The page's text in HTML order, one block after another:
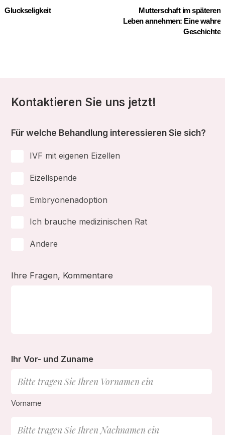
Gluckseligkeit
Mutterschaft im späteren
Leben annehmen: Eine wahre
Geschichte
Kontaktieren Sie uns jetzt!
Für welche Behandlung interessieren Sie sich?
IVF mit eigenen Eizellen
Eizellspende
Embryonenadoption
Ich brauche medizinischen Rat
Andere
Ihre Fragen, Kommentare
Ihr Vor- und Zuname
Vorname